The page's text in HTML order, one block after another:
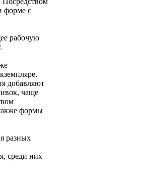
форме с
рабочую
добавляют
чаще
формы
разных
среди них